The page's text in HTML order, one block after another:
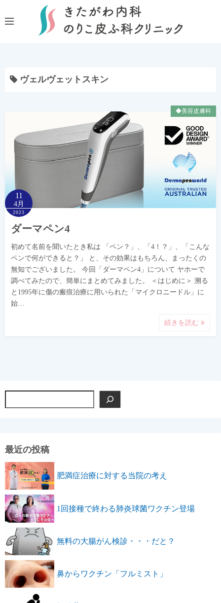
ン
ヴェルヴェットスキン
◆美容皮膚科
11
4月
2023
ダーマペン4
初めて名前を聞いたとき私は 「ペン？」、「4！？」、「こんな
ペンで何ができると？」 と、その効果はもちろん、まったくの
無知でございました。 今回「ダーマペン4」について ヤホーで
調べてみたので、簡単にまとめてみました。 ＜はじめに＞ 溯る
と1995年に傷の瘢痕治療に用いられた「マイクロニードル」に
始…
続きを読む
索
最近の投稿
肥満症治療に対する当院の考え
1回接種で終わる肺炎球菌ワクチン登場
無料の大腸がん検診・・・だと？
鼻からワクチン「フルミスト」